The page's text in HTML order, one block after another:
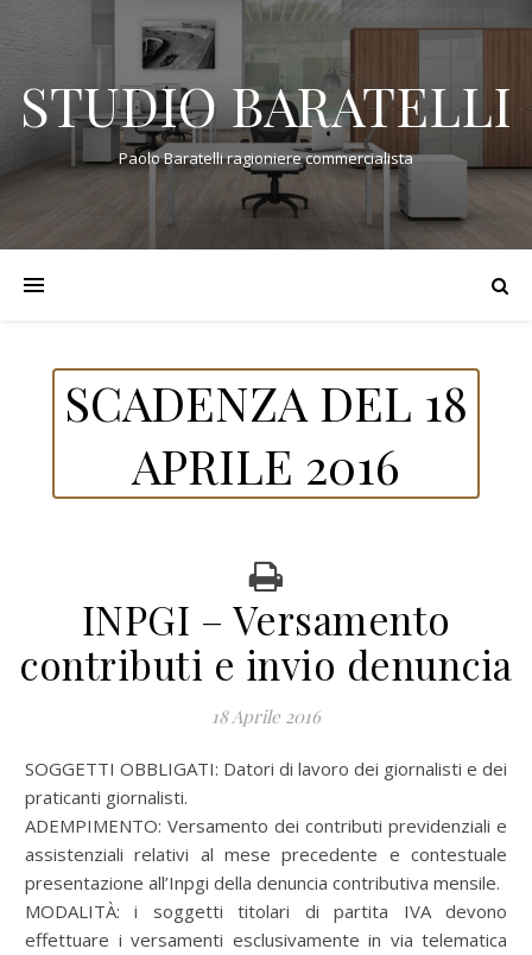
STUDIO BARATELLI
Paolo Baratelli ragioniere commercialista
SCADENZA DEL 18
APRILE 2016
INPGI – Versamento
contributi e invio denuncia
18 Aprile 2016
SOGGETTI OBBLIGATI: Datori di lavoro dei giornalisti e dei
praticanti giornalisti.
ADEMPIMENTO: Versamento dei contributi previdenziali e
assistenziali relativi al mese precedente e contestuale
presentazione all’Inpgi della denuncia contributiva mensile.
MODALITÀ: i soggetti titolari di partita IVA devono
effettuare i versamenti esclusivamente in via telematica